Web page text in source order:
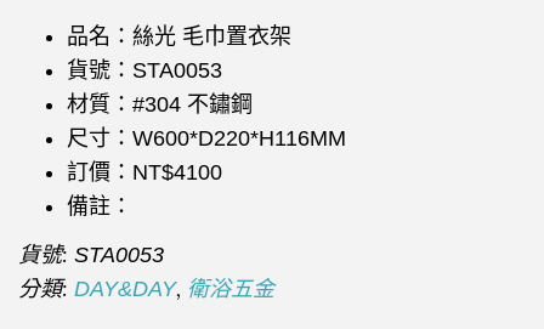
品名：絲光 毛巾置衣架
貨號：STA0053
材質：#304 不鏽鋼
尺寸：W600*D220*H116MM
訂價：NT$4100
備註：
貨號: STA0053
分類: DAY&DAY, 衛浴五金